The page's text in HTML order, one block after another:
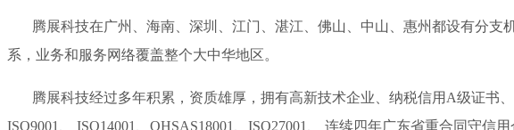
腾展科技在广州、海南、深圳、江门、湛江、佛山、中山、惠州都设有分支
系，业务和服务网络覆盖整个大中华地区。
腾展科技经过多年积累，资质雄厚，拥有高新技术企业、纳税信用A级证书、
ISO9001、 ISO14001、OHSAS18001、ISO27001、 连续四年广东省重合同守信